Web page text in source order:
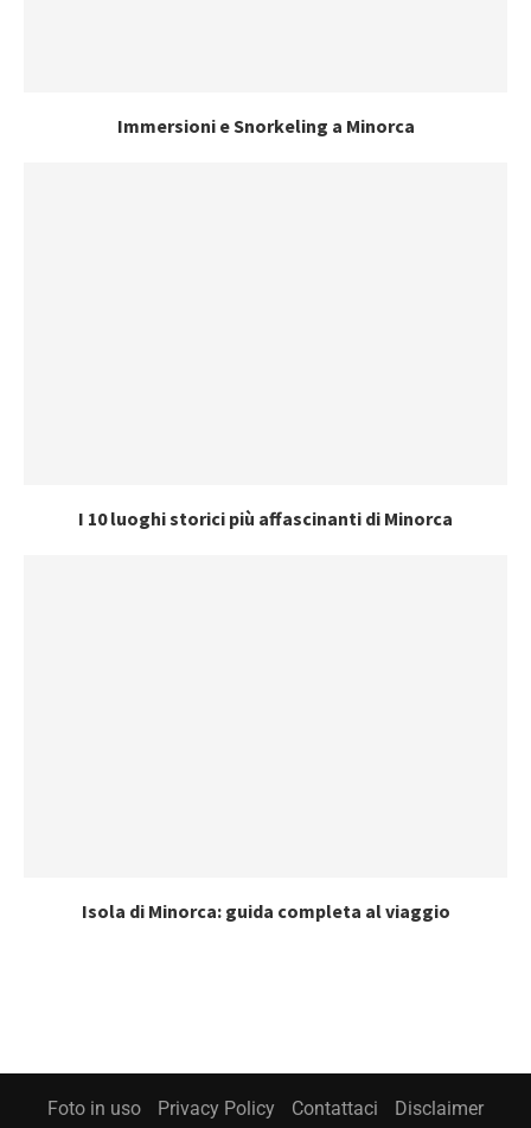
Immersioni e Snorkeling a Minorca
I 10 luoghi storici più affascinanti di Minorca
Isola di Minorca: guida completa al viaggio
Foto in uso Privacy Policy Contattaci Disclaimer